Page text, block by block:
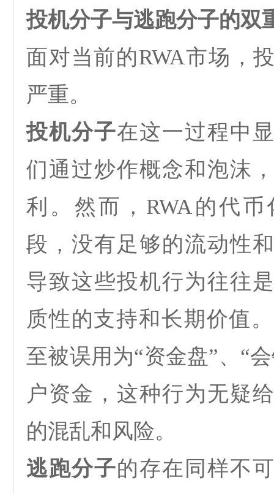
投机分子与逃跑分子的双
面对当前的RWA市场，
严重。
投机分子在这一过程中
们通过炒作概念和泡沫
利。然而， RWA的代币
段，没有足够的流动性
导致这些投机行为往往
质性的支持和长期价值
至被误用为“资金盘”、 “
户资金，这种行为无疑
的混乱和风险。
逃跑分子的存在同样不